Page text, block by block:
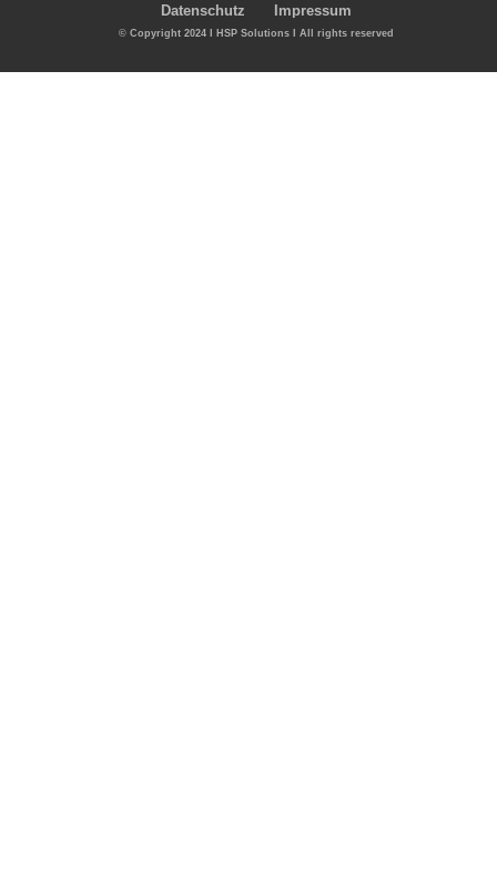
Datenschutz Impressum
© Copyright 2024 I HSP Solutions I All rights reserved